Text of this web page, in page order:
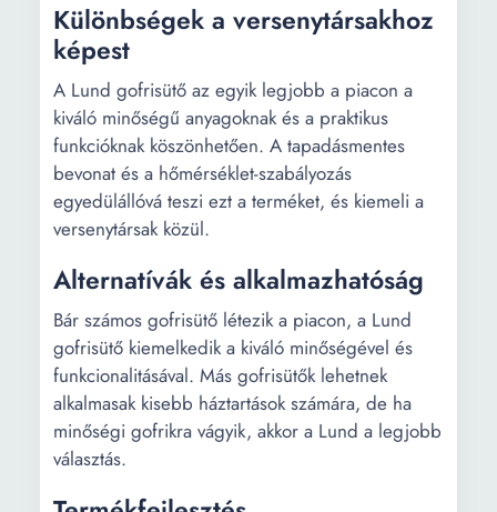
Különbségek a versenytársakhoz
képest
A Lund gofrisütő az egyik legjobb a piacon a
kiváló minőségű anyagoknak és a praktikus
funkcióknak köszönhetően. A tapadásmentes
bevonat és a hőmérséklet-szabályozás
egyedülállóvá teszi ezt a terméket, és kiemeli a
versenytársak közül.
Alternatívák és alkalmazhatóság
Bár számos gofrisütő létezik a piacon, a Lund
gofrisütő kiemelkedik a kiváló minőségével és
funkcionalitásával. Más gofrisütők lehetnek
alkalmasak kisebb háztartások számára, de ha
minőségi gofrikra vágyik, akkor a Lund a legjobb
választás.